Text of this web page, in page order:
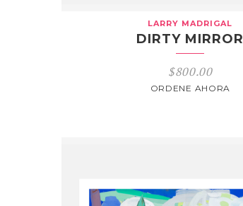
LARRY MADRIGAL
DIRTY MIRROR
$800.00
ORDENE AHORA